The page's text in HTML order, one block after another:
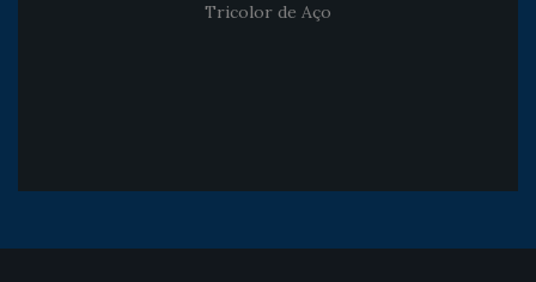
Tricolor de Aço